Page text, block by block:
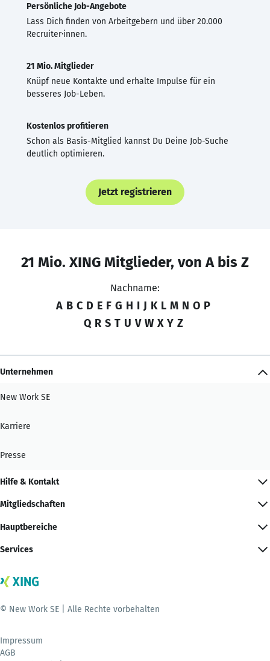
Persönliche Job-Angebote
Lass Dich finden von Arbeitgebern und über 20.000
Recruiter·innen.
21 Mio. Mitglieder
Knüpf neue Kontakte und erhalte Impulse für ein
besseres Job-Leben.
Kostenlos profitieren
Schon als Basis-Mitglied kannst Du Deine Job-Suche
deutlich optimieren.
Jetzt registrieren
21 Mio. XING Mitglieder, von A bis Z
Nachname:
A B C D E F G H I J K L M N O P
Q R S T U V W X Y Z
Unternehmen
New Work SE
Karriere
Presse
Hilfe & Kontakt
Mitgliedschaften
Hauptbereiche
Services
© New Work SE | Alle Rechte vorbehalten
Impressum
AGB